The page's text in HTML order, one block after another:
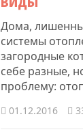
Дома,
системы
загородные
себе разные,
проблему:
01.12.2016